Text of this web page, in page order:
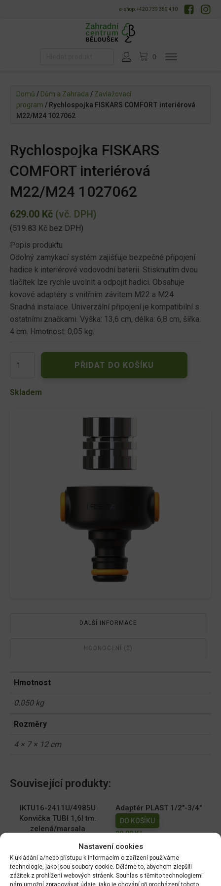
Nastavení cookies
K ukládání a/nebo přístupu k informacím o zařízení používáme
technologie, jako jsou soubory cookie. Děláme to, abychom zlepšili
zážitek z prohlížení webových stráenk. Souhlas s těmito technologiemi
nám umožní zpracovávat údaje, jako je chování při procházení tohoto
e-shop: +420 739 359 410
Domů / Dům a Zahrada / Zavlažovací
program / Rychlospojka FISKARS COMFORT interiérová
M22/M24 1027062
Rychlospojka FISKARS
COMFORT interiérová
M22/M24 1027062
629.00 Kč (vč. DPH)
(519.83 Kč bez DPH)
Popis produktu
Odolný zamykací systém zajišťuje bezpečné připojení
hadice k interiérové vodovodní baterii. Stisknutím dvou
tlačítek lze rychle uvolnit a odpojit hadici. Obsahuje
kovové adaptéry s vnitřním závitem M22 a M24.
Snadná instalace. Univerzální připojení je kompatibilní s
ostatními značkami. Výška: 13,6 cm, délka: 6,8 cm, šířka:
4 cm. Hmotnost: 0,05 kg.
FISKARS
interiérová
PŘIDAT DO KOŠÍKU
Skladem
DALŠÍ INFORMACE
HODNOCENÍ (0)
Hmotnost
0.050 kg
Rozměry
4 × 7 × 12 cm
Související produkty:
IKTU16-2411U/4985U
Konvička TUBI 1,6l tm.
zelená/marsala
149.00Kč
Adaptér PLAST 1/2"-3/4"
DO KOŠÍKU
29.00Kč
Sada trysek 30°-95°
Konvička 1l/pl. s růž. -